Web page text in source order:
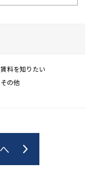
賃料を知りたい
その他